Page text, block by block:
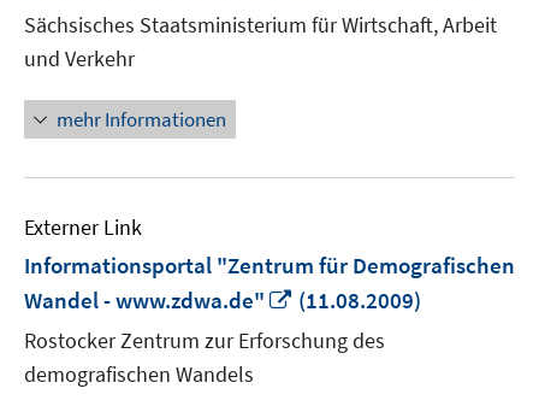
neuem
Fenster
Sächsisches Staatsministerium für Wirtschaft, Arbeit
und Verkehr
mehr Informationen
Externer Link
Informationsportal "Zentrum für Demografischen
Wandel - www.zdwa.de"
In
neuem
Fenster
(11.08.2009)
Rostocker Zentrum zur Erforschung des
demografischen Wandels